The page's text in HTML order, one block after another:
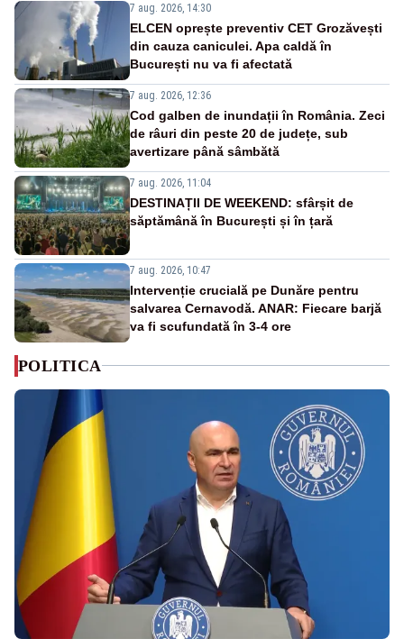
7 aug. 2026, 14:30
ELCEN oprește preventiv CET Grozăvești
din cauza caniculei. Apa caldă în
București nu va fi afectată
7 aug. 2026, 12:36
Cod galben de inundații în România. Zeci
de râuri din peste 20 de județe, sub
avertizare până sâmbătă
7 aug. 2026, 11:04
DESTINAȚII DE WEEKEND: sfârșit de
săptămână în București și în țară
7 aug. 2026, 10:47
Intervenție crucială pe Dunăre pentru
salvarea Cernavodă. ANAR: Fiecare barjă
va fi scufundată în 3-4 ore
POLITICA